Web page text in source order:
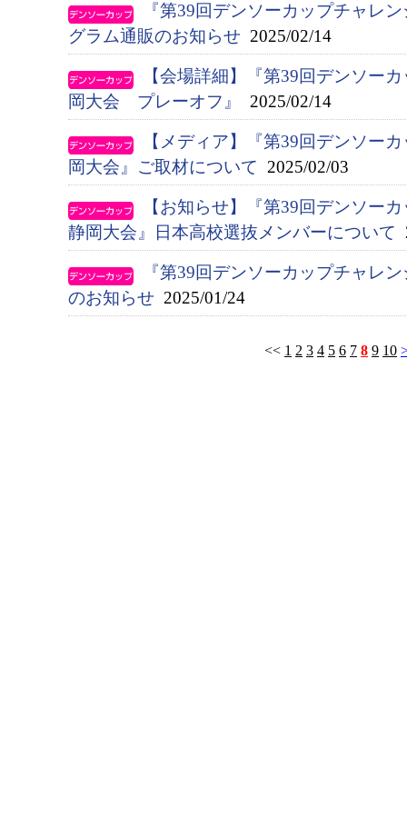
『第39回デンソーカップチャレ
グラム通販のお知らせ 2025/02/14
【会場詳細】『第39回デンソー
岡大会 プレーオフ』
2025/02/14
【メディア】『第39回デンソー
岡大会』ご取材について 2025/02/03
【お知らせ】『第39回デンソー
静岡大会』日本高校選抜メンバーについて
『第39回デンソーカップチャレ
のお知らせ 2025/01/24
<< 1 2 3 4 5 6 7 8 9 10